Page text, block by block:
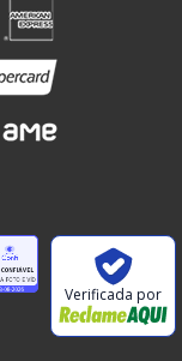
Verificada por